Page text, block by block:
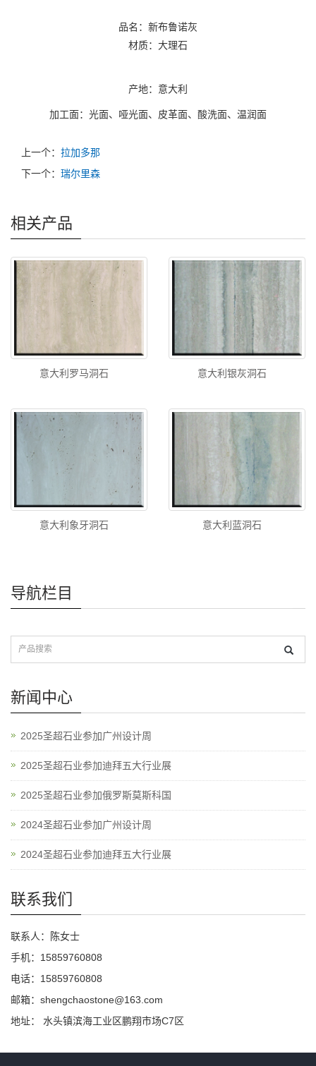
品名：新布鲁诺灰
材质：大理石
产地：意大利
加工面：光面、哑光面、皮革面、酸洗面、温润面
上一个： 拉加多那
下一个： 瑞尔里森
相关产品
意大利罗马洞石 意大利银灰洞石
意大利象牙洞石 意大利蓝洞石
导航栏目
新闻中心
2025圣超石业参加广州设计周
2025圣超石业参加迪拜五大行业展
2025圣超石业参加俄罗斯莫斯科国
2024圣超石业参加广州设计周
2024圣超石业参加迪拜五大行业展
联系我们
联系人：陈女士
手机：15859760808
电话：15859760808
邮箱：shengchaostone@163.com
地址： 水头镇滨海工业区鹏翔市场C7区